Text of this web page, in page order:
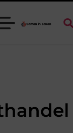
het werk van